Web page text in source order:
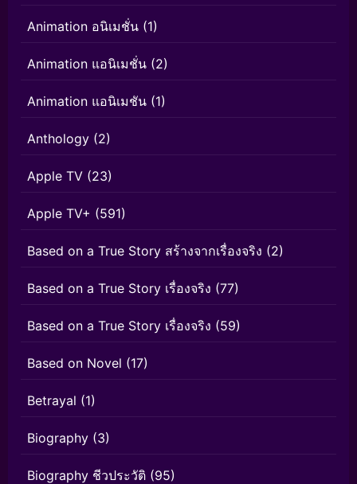
Animation อนิเมชั่น (1)
Animation แอนิเมชั่น (2)
Animation แอนิเมชัน (1)
Anthology (2)
Apple TV (23)
Apple TV+ (591)
Based on a True Story สร้างจากเรื่องจริง (2)
Based on a True Story เรื่องจริง (77)
Based on a True Story เรื่องจริง (59)
Based on Novel (17)
Betrayal (1)
Biography (3)
Biography ชีวประวัติ (95)